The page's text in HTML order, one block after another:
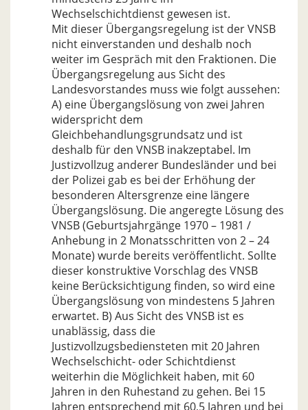
Wechselschichtdienst gewesen ist.
Mit dieser Übergangsregelung ist der VNSB
nicht einverstanden und deshalb noch
weiter im Gespräch mit den Fraktionen. Die
Übergangsregelung aus Sicht des
Landesvorstandes muss wie folgt aussehen:
A) eine Übergangslösung von zwei Jahren
widerspricht dem
Gleichbehandlungsgrundsatz und ist
deshalb für den VNSB inakzeptabel. Im
Justizvollzug anderer Bundesländer und bei
der Polizei gab es bei der Erhöhung der
besonderen Altersgrenze eine längere
Übergangslösung. Die angeregte Lösung des
VNSB (Geburtsjahrgänge 1970 – 1981 /
Anhebung in 2 Monatsschritten von 2 – 24
Monate) wurde bereits veröffentlicht. Sollte
dieser konstruktive Vorschlag des VNSB
keine Berücksichtigung finden, so wird eine
Übergangslösung von mindestens 5 Jahren
erwartet. B) Aus Sicht des VNSB ist es
unablässig, dass die
Justizvollzugsbediensteten mit 20 Jahren
Wechselschicht- oder Schichtdienst
weiterhin die Möglichkeit haben, mit 60
Jahren in den Ruhestand zu gehen. Bei 15
Jahren entsprechend mit 60,5 Jahren und bei